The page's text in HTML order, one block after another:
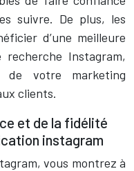
suivre. De plus, les
d’une meilleure
Instagram,
de votre marketing
clients.
et de la fidélité
instagram
vous montrez à